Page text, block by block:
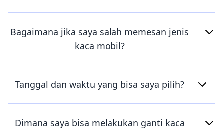
Bagaimana jika saya salah memesan jenis
kaca mobil?
Tanggal dan waktu yang bisa saya pilih?
Dimana saya bisa melakukan ganti kaca